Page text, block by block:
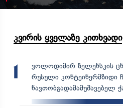
კვირის ყველაზე კითხვადი
1
ვოლოდიმირ ზელენსკის
რუსული კონტეინერმზიდი
ნავთობგადამამუშავებელ